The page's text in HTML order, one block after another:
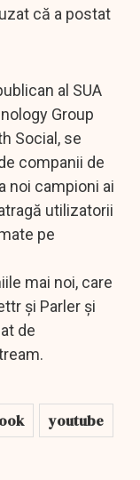
că a postat
al SUA
Group
Social, se
companii de
noi campioni ai
utilizatorii
pe
mai noi, care
și Parler și
de
youtube